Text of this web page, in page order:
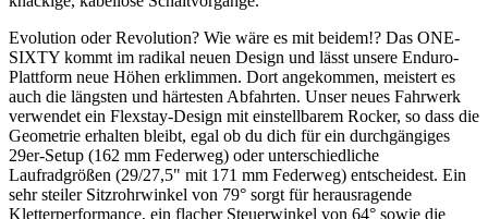
Evolution oder Revolution? Wie wäre es mit beidem!? Das ONE-
SIXTY kommt im radikal neuen Design und lässt unsere Enduro-
Plattform neue Höhen erklimmen. Dort angekommen, meistert es
auch die längsten und härtesten Abfahrten. Unser neues Fahrwerk
verwendet ein Flexstay-Design mit einstellbarem Rocker, so dass die
Geometrie erhalten bleibt, egal ob du dich für ein durchgängiges
29er-Setup (162 mm Federweg) oder unterschiedliche
Laufradgrößen (29/27,5" mit 171 mm Federweg) entscheidest. Ein
sehr steiler Sitzrohrwinkel von 79° sorgt für herausragende
Kletterperformance, ein flacher Steuerwinkel von 64° sowie die